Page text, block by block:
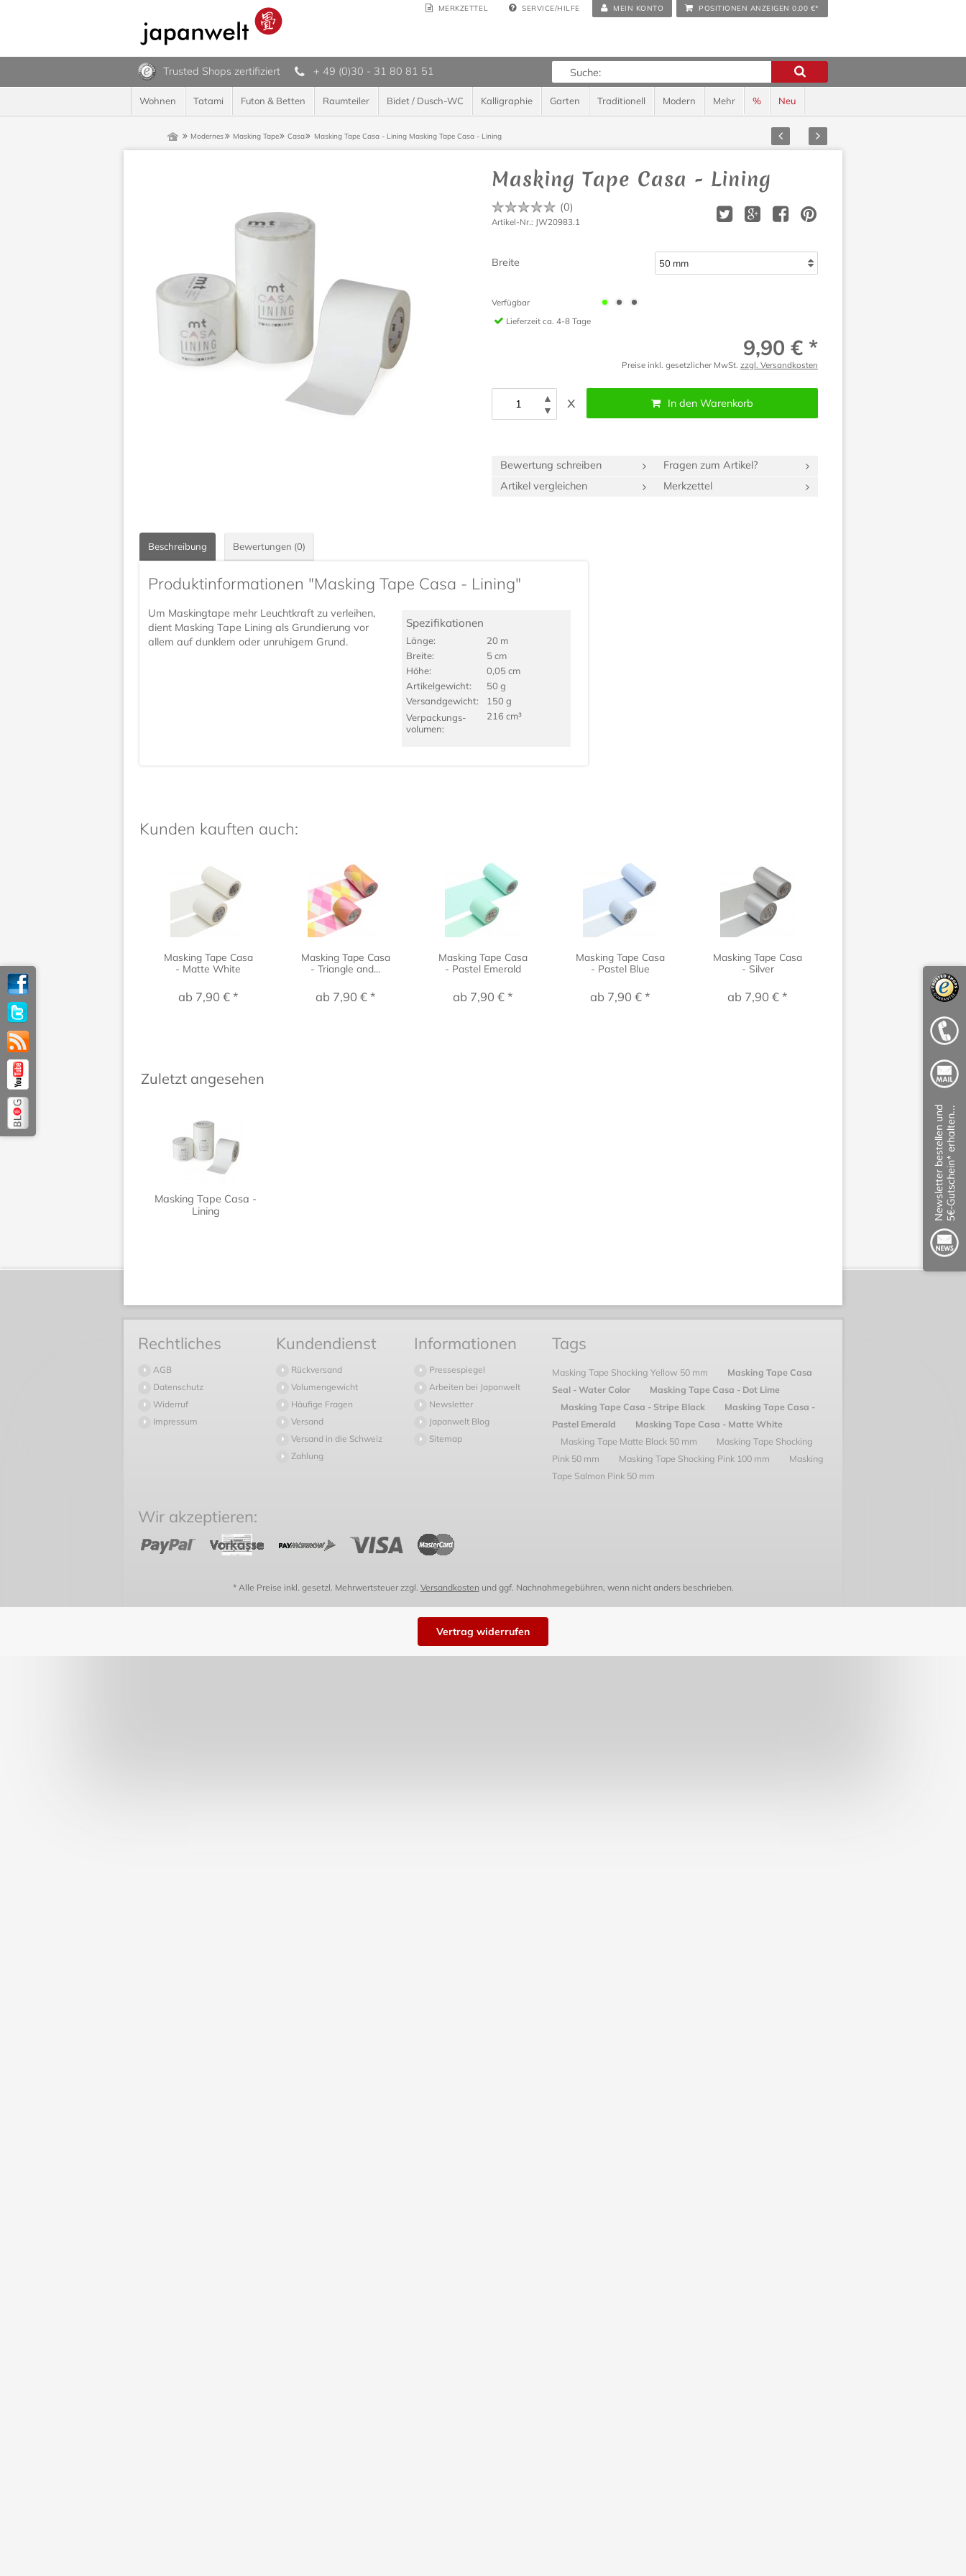
MERKZETTEL SERVICE/HILFE MEIN KONTO POSITIONEN ANZEIGEN 0,00 €*
Trusted Shops zertifiziert + 49 (0)30 - 31 80 81 51
Wohnen Tatami Futon & Betten Raumteiler Bidet / Dusch-WC Kalligraphie Garten Traditionell Modern Mehr % Neu
Modernes Masking Tape Casa Masking Tape Casa - Lining Masking Tape Casa - Lining Zurück Vor
Masking Tape Casa - Lining
(0)
Artikel-Nr.: JW20983.1
Breite
Verfügbar
Lieferzeit ca. 4-8 Tage
9,90 € *
Preise inkl. gesetzlicher MwSt. zzgl. Versandkosten
▲
▼
x In den Warenkorb
Bewertung schreiben
Fragen zum Artikel?
Artikel vergleichen
Merkzettel
Beschreibung Bewertungen (0)
Produktinformationen "Masking Tape Casa - Lining"
Spezifikationen
Länge:
20 m
Breite:
5 cm
Höhe:
0,05 cm
Artikel­gewicht:
50 g
Versand­gewicht:
150 g
Verpackungs­
volumen:
216 cm³
Um Maskingtape mehr Leuchtkraft zu verleihen,
dient Masking Tape Lining als Grundierung vor
allem auf dunklem oder unruhigem Grund.
Kunden kauften auch:
Masking Tape Casa
- Matte White
ab 7,90 € *
Masking Tape Casa
- Triangle and...
ab 7,90 € *
Masking Tape Casa
- Pastel Emerald
ab 7,90 € *
Masking Tape Casa
- Pastel Blue
ab 7,90 € *
Masking Tape Casa
- Silver
ab 7,90 € *
- Pastel Pink
Zuletzt angesehen
Masking Tape Casa -
Lining
Rechtliches
AGB
Datenschutz
Widerruf
Impressum
Kundendienst
Rückversand
Volumengewicht
Häufige Fragen
Versand
Versand in die Schweiz
Zahlung
Informationen
Pressespiegel
Arbeiten bei Japanwelt
Newsletter
Japanwelt Blog
Sitemap
Tags
Masking Tape Shocking Yellow 50 mm
Masking Tape Casa
Seal - Water Color
Masking Tape Casa - Dot Lime
Masking Tape Casa - Stripe Black
Masking Tape Casa -
Pastel Emerald
Masking Tape Casa - Matte White
Masking Tape Matte Black 50 mm
Masking Tape Shocking
Pink 50 mm
Masking Tape Shocking Pink 100 mm
Masking
Tape Salmon Pink 50 mm
Wir akzeptieren:
* Alle Preise inkl. gesetzl. Mehrwertsteuer zzgl. Versandkosten und ggf. Nachnahmegebühren, wenn nicht anders beschrieben.
Vertrag widerrufen